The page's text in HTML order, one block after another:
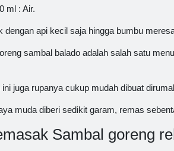
ml : Air.
dengan api kecil saja hingga bumbu
sambal balado adalah salah satu
juga rupanya cukup mudah dibuat
muda diberi sedikit garam, remas
Sambal goreng